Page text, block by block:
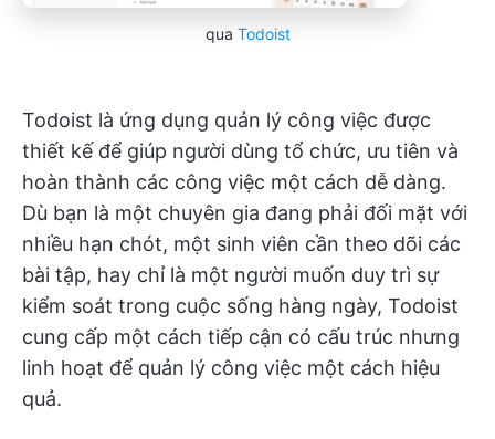
qua Todoist
Todoist là ứng dụng quản lý công việc được
thiết kế để giúp người dùng tổ chức, ưu tiên và
hoàn thành các công việc một cách dễ dàng.
Dù bạn là một chuyên gia đang phải đối mặt với
nhiều hạn chót, một sinh viên cần theo dõi các
bài tập, hay chỉ là một người muốn duy trì sự
kiểm soát trong cuộc sống hàng ngày, Todoist
cung cấp một cách tiếp cận có cấu trúc nhưng
linh hoạt để quản lý công việc một cách hiệu
quả.